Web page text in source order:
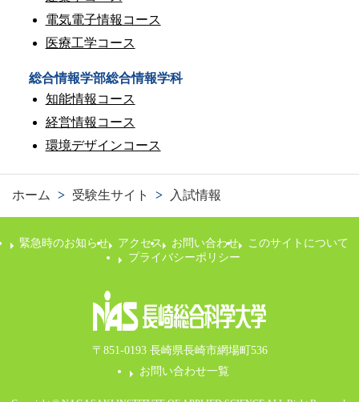
電気電子情報コース
医療工学コース
総合情報学部総合情報学科
知能情報コース
経営情報コース
環境デザインコース
ホーム > 受験生サイト > 入試情報
緊急時のお知らせ アクセス お問い合わせ
このサイトについて
プライバシーポリシー
〒851-0193 長崎県長崎市網場町536
お問い合わせ一覧